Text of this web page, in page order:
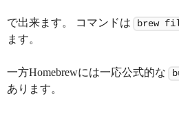
で出来ます。 コマンドは brew
ます。
一方Homebrewには一応公式的な
あります。